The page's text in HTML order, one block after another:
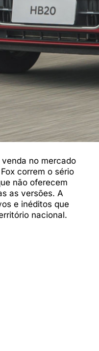
no mercado
correm o sério
não oferecem
as versões. A
e inéditos que
nacional.